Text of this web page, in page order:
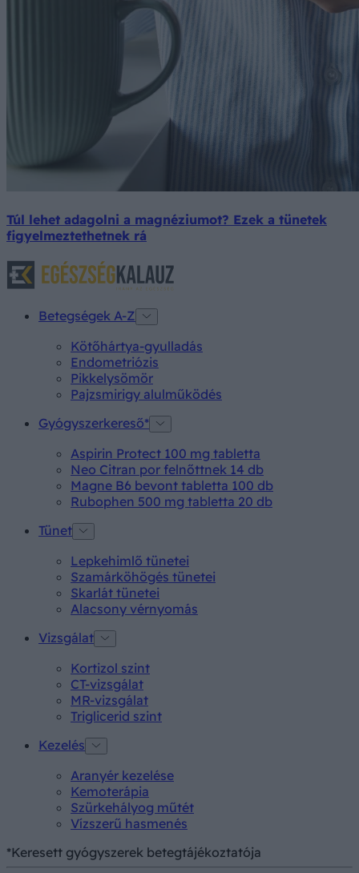
Túl lehet adagolni a magnéziumot? Ezek a tünetek
figyelmeztethetnek rá
Betegségek A-Z
Kötőhártya-gyulladás
Endometriózis
Pikkelysömör
Pajzsmirigy alulműködés
Gyógyszerkereső*
Aspirin Protect 100 mg tabletta
Neo Citran por felnőttnek 14 db
Magne B6 bevont tabletta 100 db
Rubophen 500 mg tabletta 20 db
Tünet
Lepkehimlő tünetei
Szamárköhögés tünetei
Skarlát tünetei
Alacsony vérnyomás
Vizsgálat
Kortizol szint
CT-vizsgálat
MR-vizsgálat
Triglicerid szint
Kezelés
Aranyér kezelése
Kemoterápia
Szürkehályog műtét
Vízszerű hasmenés
*Keresett gyógyszerek betegtájékoztatója